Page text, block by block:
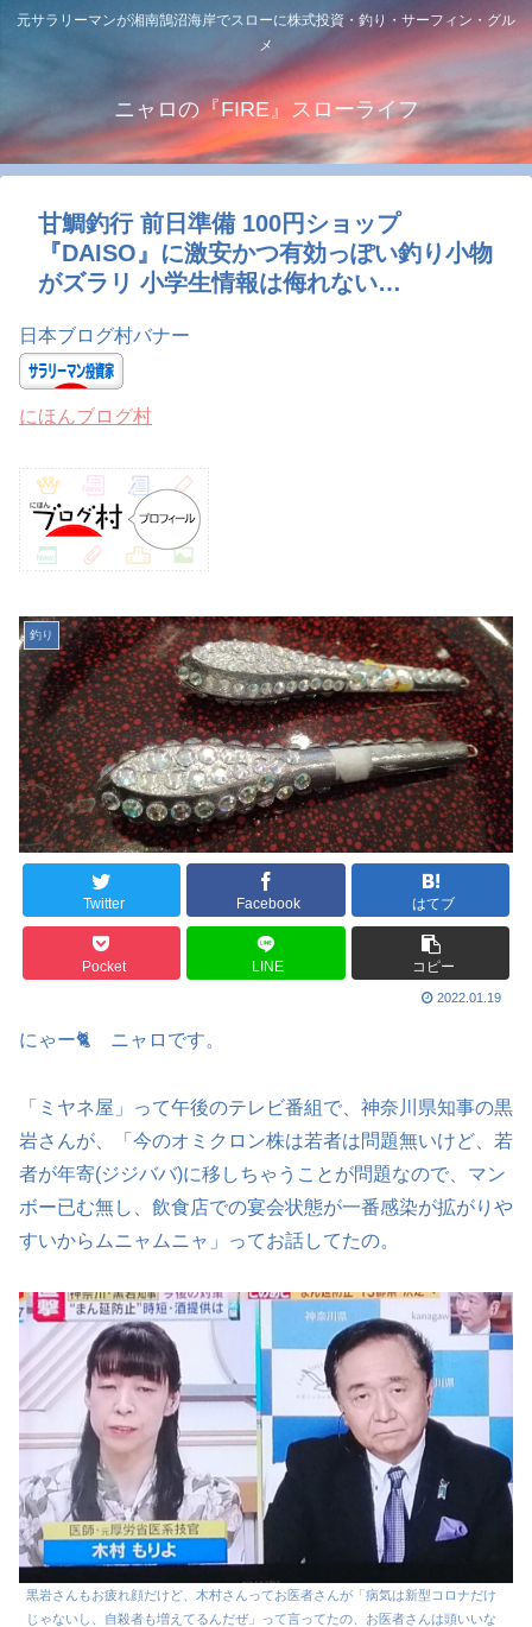
元サラリーマンが湘南鵠沼海岸でスローに株式投資・釣り・サーフィン・グル
メ
ニャロの『FIRE』スローライフ
甘鯛釣行 前日準備 100円ショップ
『DAISO』に激安かつ有効っぽい釣り小物
がズラリ 小学生情報は侮れない…
日本ブログ村バナー
にほんブログ村
釣り
Twitter Facebook はてブ
Pocket LINE コピー
2022.01.19
にゃー🐈 ニャロです。
「ミヤネ屋」って午後のテレビ番組で、神奈川県知事の黒
岩さんが、「今のオミクロン株は若者は問題無いけど、若
者が年寄(ジジババ)に移しちゃうことが問題なので、マン
ボー已む無し、飲食店での宴会状態が一番感染が拡がりや
すいからムニャムニャ」ってお話してたの。
黒岩さんもお疲れ顔だけど、木村さんってお医者さんが「病気は新型コロナだけ
じゃないし、自殺者も増えてるんだぜ」って言ってたの、お医者さんは頭いいな